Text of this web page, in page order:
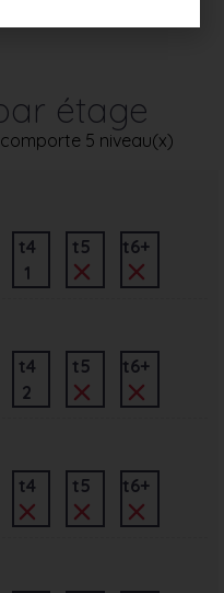
étage
5 niveau(x)
t4
1
t5 t6+
t4
2
t5 t6+
t4 t5 t6+